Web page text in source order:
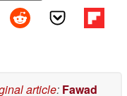
article: Fawad